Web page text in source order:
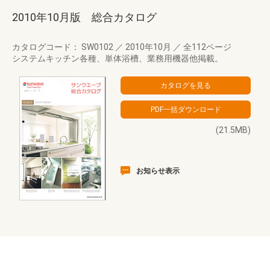
2010年10月版 総合カタログ
カタログコード： SW0102 ／ 2010年10月 ／ 全112ページ
システムキッチン各種、単体浴槽、業務用機器他掲載。
(21.5MB)
お知らせ表示